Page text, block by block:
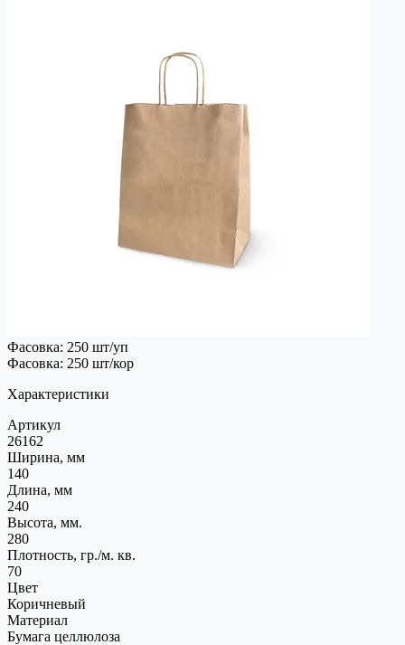
Фасовка: 250 шт/уп
Фасовка: 250 шт/кор
Характеристики
Артикул
26162
Ширина, мм
140
Длина, мм
240
Высота, мм.
280
Плотность, гр./м. кв.
70
Цвет
Коричневый
Материал
Бумага целлюлоза